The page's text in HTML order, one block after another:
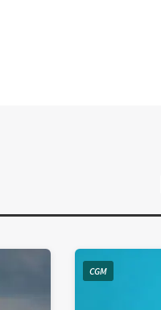
CGM